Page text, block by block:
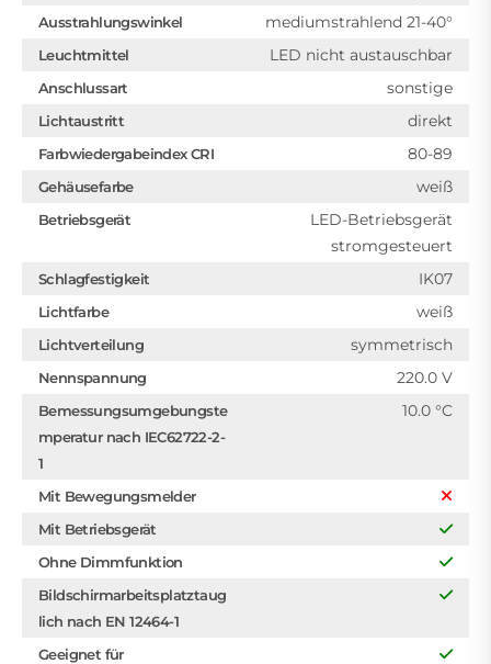
Ausstrahlungswinkel mediumstrahlend 21-40°
Leuchtmittel LED nicht austauschbar
Anschlussart sonstige
Lichtaustritt direkt
Farbwiedergabeindex CRI 80-89
Gehäusefarbe weiß
Betriebsgerät
LED-Betriebsgerät
stromgesteuert
Schlagfestigkeit IK07
Lichtfarbe weiß
Lichtverteilung symmetrisch
Nennspannung 220.0 V
Bemessungsumgebungste
mperatur nach IEC62722-2-
1
10.0 °C
Mit Bewegungsmelder
Mit Betriebsgerät
Ohne Dimmfunktion
Bildschirmarbeitsplatztaug
lich nach EN 12464-1
Geeignet für